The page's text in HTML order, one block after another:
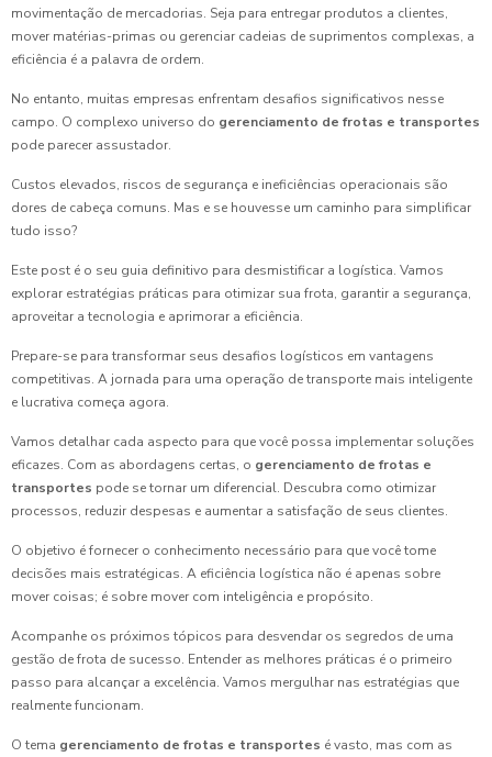
movimentação de mercadorias. Seja para entregar produtos a clientes,
mover matérias-primas ou gerenciar cadeias de suprimentos complexas, a
eficiência é a palavra de ordem.
No entanto, muitas empresas enfrentam desafios significativos nesse
campo. O complexo universo do gerenciamento de frotas e transportes
pode parecer assustador.
Custos elevados, riscos de segurança e ineficiências operacionais são
dores de cabeça comuns. Mas e se houvesse um caminho para simplificar
tudo isso?
Este post é o seu guia definitivo para desmistificar a logística. Vamos
explorar estratégias práticas para otimizar sua frota, garantir a segurança,
aproveitar a tecnologia e aprimorar a eficiência.
Prepare-se para transformar seus desafios logísticos em vantagens
competitivas. A jornada para uma operação de transporte mais inteligente
e lucrativa começa agora.
Vamos detalhar cada aspecto para que você possa implementar soluções
eficazes. Com as abordagens certas, o gerenciamento de frotas e
transportes pode se tornar um diferencial. Descubra como otimizar
processos, reduzir despesas e aumentar a satisfação de seus clientes.
O objetivo é fornecer o conhecimento necessário para que você tome
decisões mais estratégicas. A eficiência logística não é apenas sobre
mover coisas; é sobre mover com inteligência e propósito.
Acompanhe os próximos tópicos para desvendar os segredos de uma
gestão de frota de sucesso. Entender as melhores práticas é o primeiro
passo para alcançar a excelência. Vamos mergulhar nas estratégias que
realmente funcionam.
O tema gerenciamento de frotas e transportes é vasto, mas com as